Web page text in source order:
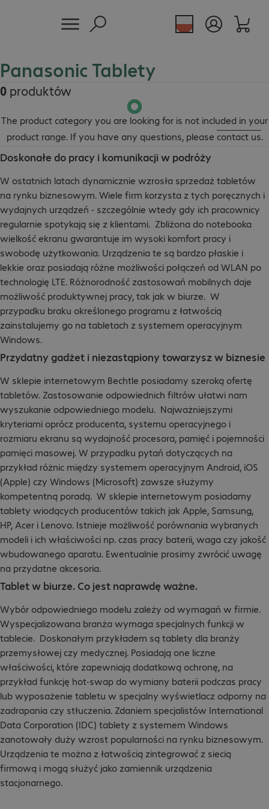
Panasonic Tablety
0 produktów
The product category you are looking for is not included in your
product range. If you have any questions, please contact us.
Doskonałe do pracy i komunikacji w podróży
W ostatnich latach dynamicznie wzrosła sprzedaż tabletów
na rynku biznesowym. Wiele firm korzysta z tych poręcznych i
wydajnych urządzeń - szczególnie wtedy gdy ich pracownicy
regularnie spotykają się z klientami. Zbliżona do notebooka
wielkość ekranu gwarantuje im wysoki komfort pracy i
swobodę użytkowania. Urządzenia te są bardzo płaskie i
lekkie oraz posiadają różne możliwości połączeń od WLAN po
technologię LTE. Różnorodność zastosowań mobilnych daje
możliwość produktywnej pracy, tak jak w biurze. W
przypadku braku określonego programu z łatwością
zainstalujemy go na tabletach z systemem operacyjnym
Windows.
Przydatny gadżet i niezastąpiony towarzysz w biznesie
W sklepie internetowym Bechtle posiadamy szeroką ofertę
tabletów. Zastosowanie odpowiednich filtrów ułatwi nam
wyszukanie odpowiedniego modelu. Najważniejszymi
kryteriami oprócz producenta, systemu operacyjnego i
rozmiaru ekranu są wydajność procesora, pamięć i pojemności
pamięci masowej. W przypadku pytań dotyczących na
przykład różnic między systemem operacyjnym Android, iOS
(Apple) czy Windows (Microsoft) zawsze służymy
kompetentną poradą. W sklepie internetowym posiadamy
tablety wiodących producentów takich jak Apple, Samsung,
HP, Acer i Lenovo. Istnieje możliwość porównania wybranych
modeli i ich właściwości np. czas pracy baterii, waga czy jakość
wbudowanego aparatu. Ewentualnie prosimy zwrócić uwagę
na przydatne akcesoria.
Tablet w biurze. Co jest naprawdę ważne.
Wybór odpowiedniego modelu zależy od wymagań w firmie.
Wyspecjalizowana branża wymaga specjalnych funkcji w
tablecie. Doskonałym przykładem są tablety dla branży
przemysłowej czy medycznej. Posiadają one liczne
właściwości, które zapewniają dodatkową ochronę, na
przykład funkcję hot-swap do wymiany baterii podczas pracy
lub wyposażenie tabletu w specjalny wyświetlacz odporny na
zadrapania czy stłuczenia. Zdaniem specjalistów International
Data Corporation (IDC) tablety z systemem Windows
zanotowały duży wzrost popularności na rynku biznesowym.
Urządzenia te można z łatwością zintegrować z siecią
firmową i mogą służyć jako zamiennik urządzenia
stacjonarnego.